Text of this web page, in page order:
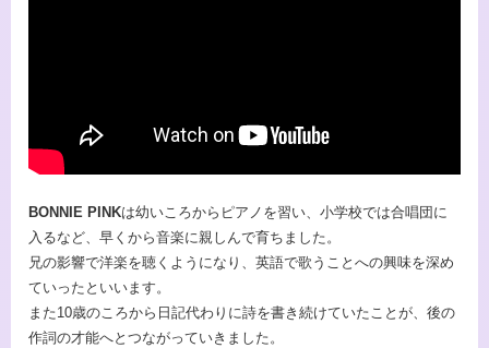
BONNIE PINKは幼いころからピアノを習い、小学校では合唱団に
入るなど、早くから音楽に親しんで育ちました。
兄の影響で洋楽を聴くようになり、英語で歌うことへの興味を深め
ていったといいます。
また10歳のころから日記代わりに詩を書き続けていたことが、後の
作詞の才能へとつながっていきました。